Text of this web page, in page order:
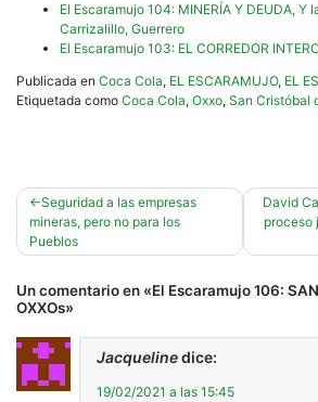
El Escaramujo 104: MINERÍA Y DEUDA, Y
Carrizalillo, Guerrero
El Escaramujo 103: EL CORREDOR
Publicada en Coca Cola, EL ESCARAMUJO, EL
Etiquetada como Coca Cola, Oxxo, San Cristóbal
Navegación
de
Seguridad a las empresas
mineras, pero no para los
Pueblos
David
proceso
Un comentario en «El Escaramujo 106:
OXXOs»
Jacqueline dice:
19/02/2021 a las 15:45